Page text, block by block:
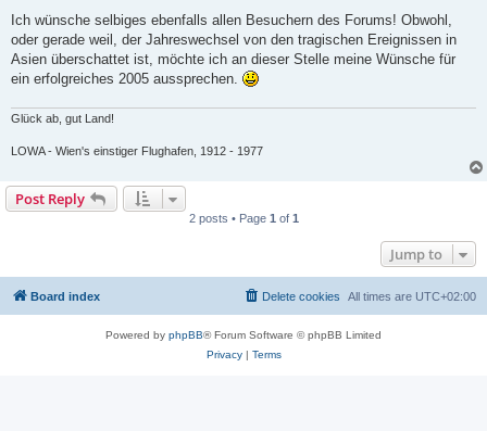
Ich wünsche selbiges ebenfalls allen Besuchern des Forums! Obwohl,
oder gerade weil, der Jahreswechsel von den tragischen Ereignissen in
Asien überschattet ist, möchte ich an dieser Stelle meine Wünsche für
ein erfolgreiches 2005 aussprechen.
Glück ab, gut Land!
LOWA - Wien's einstiger Flughafen, 1912 - 1977
Post Reply
2 posts • Page 1 of 1
Jump to
Board index All times are UTC+02:00
Delete cookies
Powered by phpBB® Forum Software © phpBB Limited
Privacy| Terms